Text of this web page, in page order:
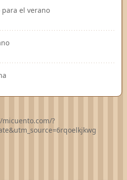
para el verano
?